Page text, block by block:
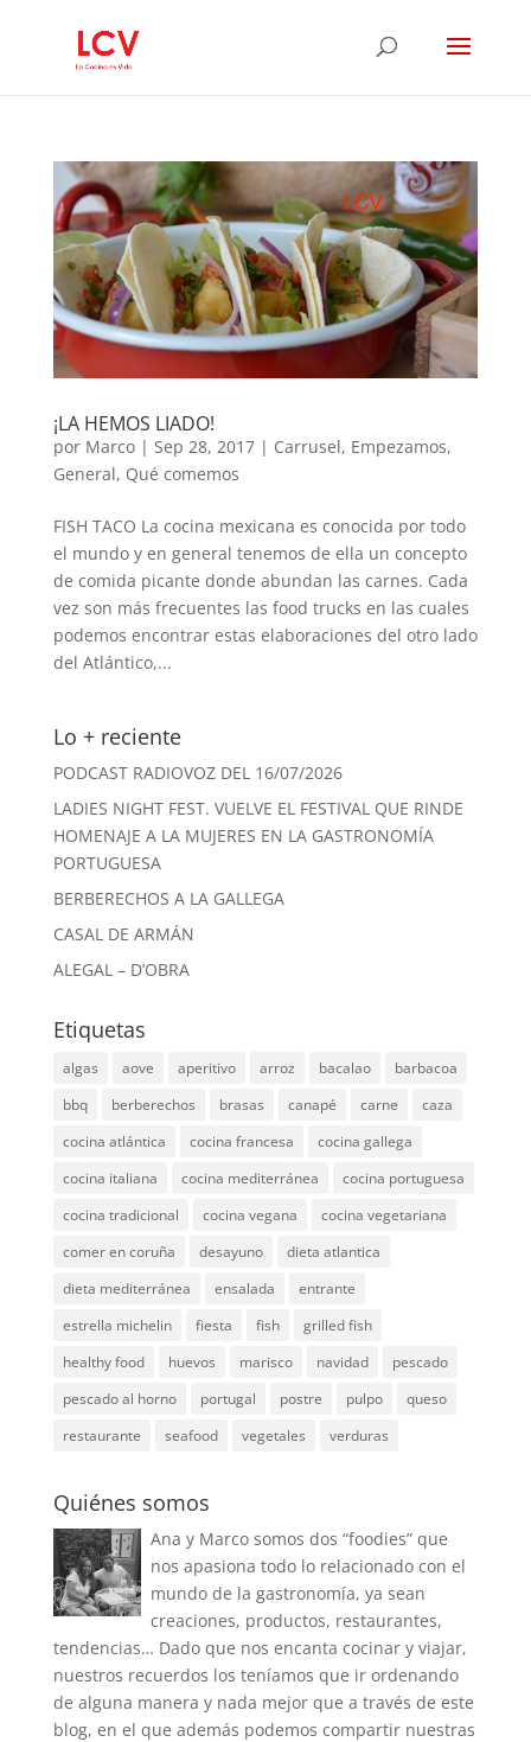
¡LA HEMOS LIADO!
por Marco| Sep 28, 2017| Carrusel, Empezamos,
General, Qué comemos
FISH TACO La cocina mexicana es conocida por todo
el mundo y en general tenemos de ella un concepto
de comida picante donde abundan las carnes. Cada
vez son más frecuentes las food trucks en las cuales
podemos encontrar estas elaboraciones del otro lado
del Atlántico,...
Lo + reciente
PODCAST RADIOVOZ DEL 16/07/2026
LADIES NIGHT FEST. VUELVE EL FESTIVAL QUE RINDE
HOMENAJE A LA MUJERES EN LA GASTRONOMÍA
PORTUGUESA
BERBERECHOS A LA GALLEGA
CASAL DE ARMÁN
ALEGAL – D’OBRA
Etiquetas
algas aove aperitivo arroz bacalao
barbacoa
bbq
berberechos brasas canapé carne
caza
cocina atlántica
cocina francesa
cocina gallega
cocina italiana
cocina mediterránea
cocina portuguesa
cocina tradicional
cocina vegana
cocina vegetariana
comer en coruña
desayuno
dieta atlantica
dieta mediterránea
ensalada
entrante
estrella michelin
fiesta fish
grilled fish
healthy food
huevos marisco navidad
pescado
pescado al horno
portugal postre pulpo
queso
restaurante
seafood vegetales verduras
Quiénes somos
Ana y Marco somos dos “foodies” que
nos apasiona todo lo relacionado con el
mundo de la gastronomía, ya sean
creaciones, productos, restaurantes,
tendencias… Dado que nos encanta cocinar y viajar,
nuestros recuerdos los teníamos que ir ordenando
de alguna manera y nada mejor que a través de este
blog, en el que además podemos compartir nuestras